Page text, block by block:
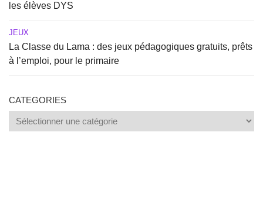
les élèves DYS
JEUX
La Classe du Lama : des jeux pédagogiques gratuits, prêts
à l’emploi, pour le primaire
CATEGORIES
Categories